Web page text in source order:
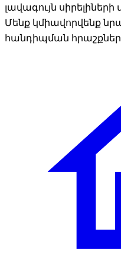
լավագույն սիրելիների
Մենք կմիավորվենք
հանդիպման